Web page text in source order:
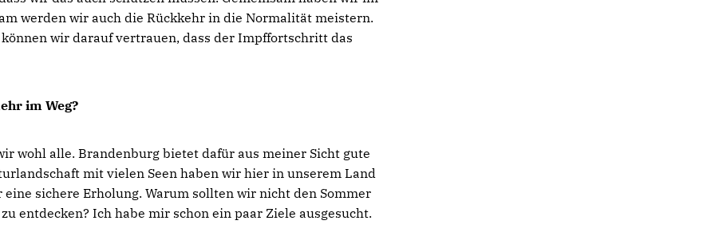
werden wir auch die Rückkehr in die Normalität meistern.
wir darauf vertrauen, dass der Impffortschritt das
im Weg?
wohl alle. Brandenburg bietet dafür aus meiner Sicht gute
mit vielen Seen haben wir hier in unserem Land
sichere Erholung. Warum sollten wir nicht den Sommer
entdecken? Ich habe mir schon ein paar Ziele ausgesucht.